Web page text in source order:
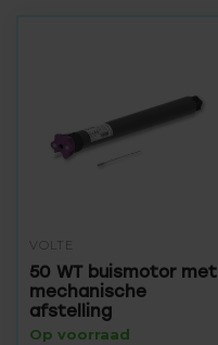
VOLTE
50 WT buismotor met
mechanische
afstelling
Op voorraad